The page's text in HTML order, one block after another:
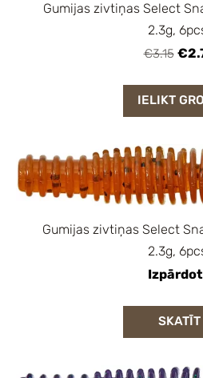
Gumijas zivtiņas Select
2.3g,
€3.15
IELIKT
Gumijas zivtiņas Select
2.3g,
SKATĪT